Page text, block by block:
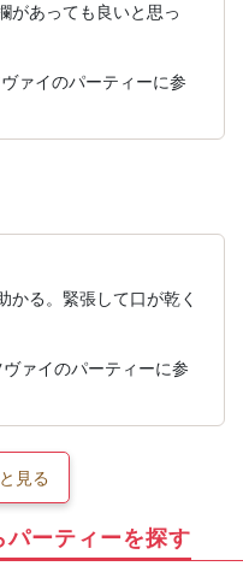
があっても良いと思っ
ァイのパーティーに参
かる。緊張して口が乾く
ァイのパーティーに参
見る
ーティーを探す